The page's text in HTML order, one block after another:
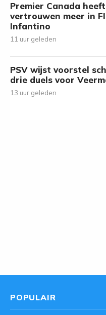
Premier Canada
vertrouwen meer in
Infantino
11 uur geleden
PSV wijst voorstel
drie duels voor
13 uur geleden
POPULAIR